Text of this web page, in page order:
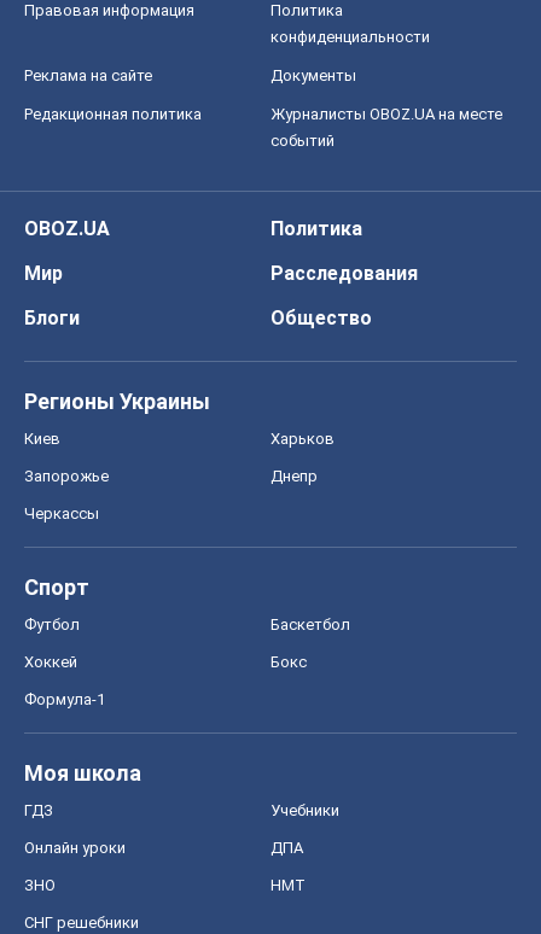
Правовая информация
Политика
конфиденциальности
Реклама на сайте Документы
Редакционная политика
Журналисты OBOZ.UA на месте
событий
OBOZ.UA
Политика
Мир
Расследования
Блоги
Общество
Регионы Украины
Киев Харьков
Запорожье Днепр
Черкассы
Спорт
Футбол Баскетбол
Хоккей Бокс
Формула-1
Моя школа
ГДЗ Учебники
Онлайн уроки ДПА
ЗНО НМТ
СНГ решебники